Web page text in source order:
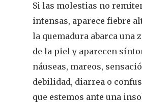
Si las molestias no
intensas, aparece fiebre
la quemadura abarca una
de la piel y aparecen
náuseas, mareos,
debilidad, diarrea o
que estemos ante una